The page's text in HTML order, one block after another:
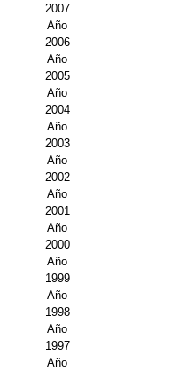
CONTACTO
BUSCADOR
2007
Año
2006
Año
2005
Año
2004
Año
2003
Año
2002
Año
2001
Año
2000
Año
1999
Año
1998
Año
1997
Año